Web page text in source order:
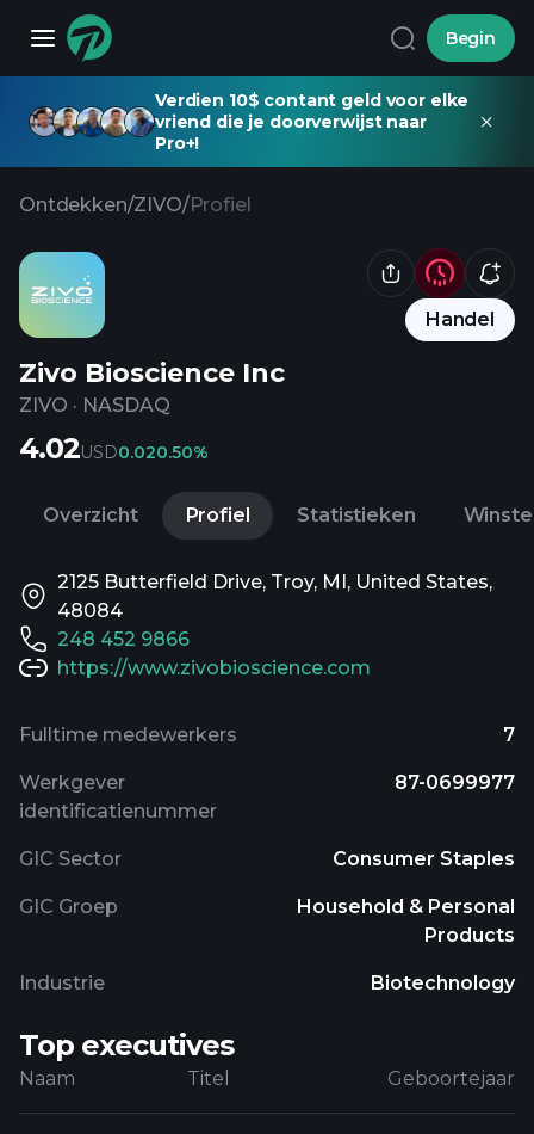
Begin
Verdien 10$ contant geld voor elke
vriend die je doorverwijst naar
Pro+!
Ontdekken/ZIVO/Profiel
Handel
Zivo Bioscience Inc
ZIVO · NASDAQ
4.02USD0.020.50%
Overzicht Profiel Statistieken
2125 Butterfield Drive, Troy, MI, United States,
48084
248 452 9866
https://www.zivobioscience.com
Fulltime medewerkers 7
Werkgever
identificatienummer
87-0699977
GIC Sector Consumer Staples
GIC Groep
Household & Personal
Products
Industrie Biotechnology
Top executives
Naam Titel Geboortejaar